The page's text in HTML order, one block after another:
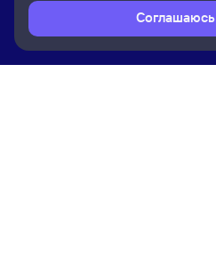
Соглашаюсь